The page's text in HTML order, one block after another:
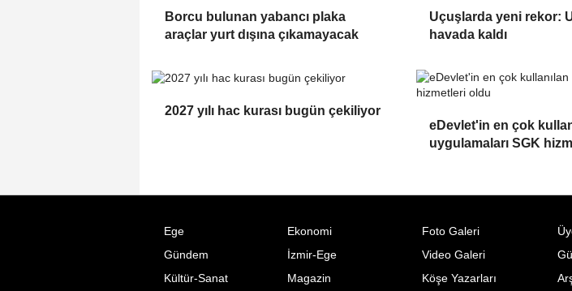
Borcu bulunan yabancı plaka
araçlar yurt dışına çıkamayacak
Uçuşlarda yeni rekor:
havada kaldı
2027 yılı hac kurası bugün çekiliyor
eDevlet'in en çok
uygulamaları SGK
Ege
Ekonomi
Gündem
İzmir-Ege
Kültür-Sanat
Magazin
Foto Galeri
Video Galeri
Köşe Yazarları